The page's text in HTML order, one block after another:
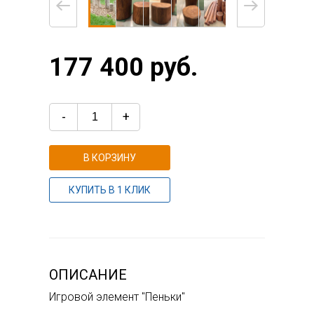
177 400 руб.
- +
В КОРЗИНУ
КУПИТЬ В 1 КЛИК
ОПИСАНИЕ
Игровой элемент "Пеньки"